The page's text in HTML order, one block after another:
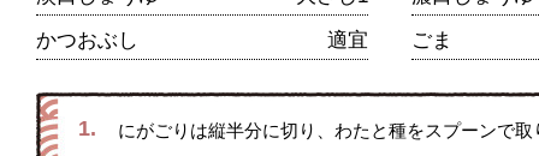
かつおぶし
適宜 ごま
1. にがごりは縦半分に切り、わたと種をスプーンで